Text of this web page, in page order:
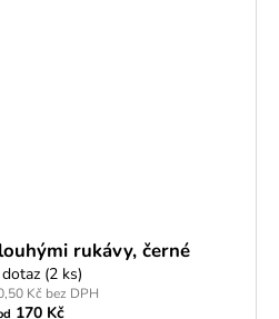
rukávy, černé
(2 ks)
Kč bez DPH
170 Kč